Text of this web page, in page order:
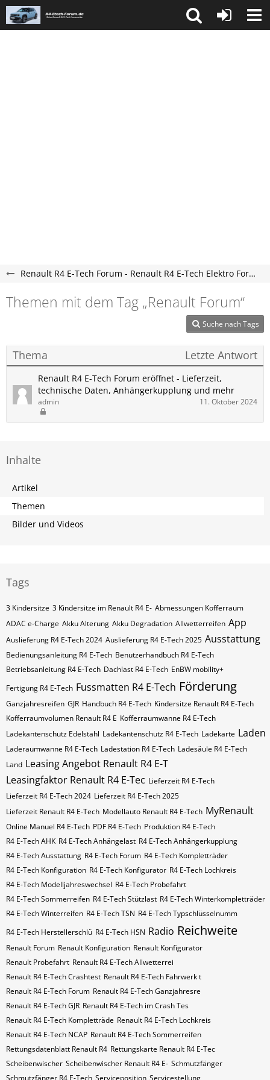
Renault R4 E-Tech Forum - Renault R4 E-Tech Elektro Forum
Themen mit dem Tag „Renault Forum“
Suche nach Tags
Thema Letzte Antwort
Renault R4 E-Tech Forum eröffnet - Lieferzeit,
technische Daten, Anhängerkupplung und mehr
admin 11. Oktober 2024
Inhalte
Artikel
Themen
Bilder und Videos
Tags
3 Kindersitze 3 Kindersitze im Renault R4 E- Abmessungen Kofferraum
ADAC e-Charge Akku Alterung Akku Degradation Allwetterreifen App
Auslieferung R4 E-Tech 2024 Auslieferung R4 E-Tech 2025 Ausstattung
Bedienungsanleitung R4 E-Tech Benutzerhandbuch R4 E-Tech
Betriebsanleitung R4 E-Tech Dachlast R4 E-Tech EnBW mobility+
Fertigung R4 E-Tech Fussmatten R4 E-Tech Förderung
Ganzjahresreifen GJR Handbuch R4 E-Tech Kindersitze Renault R4 E-Tech
Kofferraumvolumen Renault R4 E Kofferraumwanne R4 E-Tech
Ladekantenschutz Edelstahl Ladekantenschutz R4 E-Tech Ladekarte Laden
Laderaumwanne R4 E-Tech Ladestation R4 E-Tech Ladesäule R4 E-Tech
Land Leasing Angebot Renault R4 E-T
Leasingfaktor Renault R4 E-Tec Lieferzeit R4 E-Tech
Lieferzeit R4 E-Tech 2024 Lieferzeit R4 E-Tech 2025
Lieferzeit Renault R4 E-Tech Modellauto Renault R4 E-Tech MyRenault
Online Manuel R4 E-Tech PDF R4 E-Tech Produktion R4 E-Tech
R4 E-Tech AHK R4 E-Tech Anhängelast R4 E-Tech Anhängerkupplung
R4 E-Tech Ausstattung R4 E-Tech Forum R4 E-Tech Kompletträder
R4 E-Tech Konfiguration R4 E-Tech Konfigurator R4 E-Tech Lochkreis
R4 E-Tech Modelljahreswechsel R4 E-Tech Probefahrt
R4 E-Tech Sommerreifen R4 E-Tech Stützlast R4 E-Tech Winterkompletträder
R4 E-Tech Winterreifen R4 E-Tech​​​​ TSN R4 E-Tech​​​​ Typschlüsselnumm
R4 E-Tech​​​​​ Herstellerschlü R4 E-Tech​​​​​ HSN Radio Reichweite
Renault Forum Renault Konfiguration Renault Konfigurator
Renault Probefahrt Renault R4 E-Tech Allwetterrei
Renault R4 E-Tech Crashtest Renault R4 E-Tech Fahrwerk t
Renault R4 E-Tech Forum Renault R4 E-Tech Ganzjahresre
Renault R4 E-Tech GJR Renault R4 E-Tech im Crash Tes
Renault R4 E-Tech Kompletträde Renault R4 E-Tech Lochkreis
Renault R4 E-Tech NCAP Renault R4 E-Tech Sommerreifen
Rettungsdatenblatt Renault R4 Rettungskarte Renault R4 E-Tec
Scheibenwischer Scheibenwischer Renault​ R4 E- Schmutzfänger
Schmutzfänger R4 E-Tech Serviceposition Servicestellung